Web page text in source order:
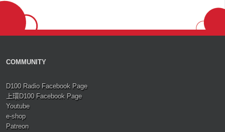
COMMUNITY
D100 Radio Facebook Page
上環D100 Facebook Page
Youtube
e-shop
Patreon